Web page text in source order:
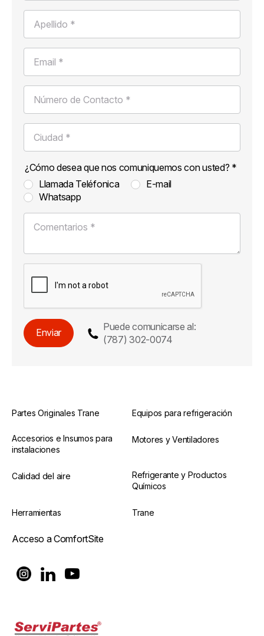
¿Cómo desea que nos comuniquemos con usted? *
Llamada Teléfonica
E-mail
Whatsapp
Enviar
Puede comunicarse al:
(787) 302-0074
Partes Originales Trane Equipos para refrigeración
Accesorios e Insumos para
instalaciones
Motores y Ventiladores
Calidad del aire
Refrigerante y Productos
Químicos
Herramientas Trane
Acceso a ComfortSite